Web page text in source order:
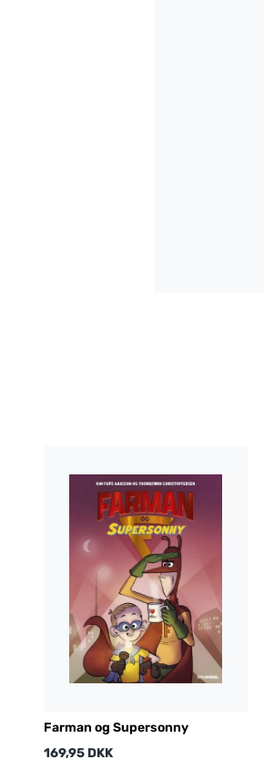
Farman og Supersonny
169,95 DKK